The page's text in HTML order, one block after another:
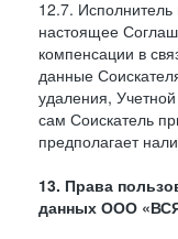
12.7.
настоящее
компенсации в
данные
удаления,
сам Соискатель
предполагает
13. Права
данных ООО